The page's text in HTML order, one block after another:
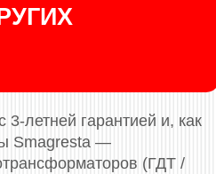
летней гарантией и, как
Smagresta —
(ГДТ /